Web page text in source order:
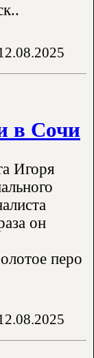
в Сочи
Игоря
он
перо